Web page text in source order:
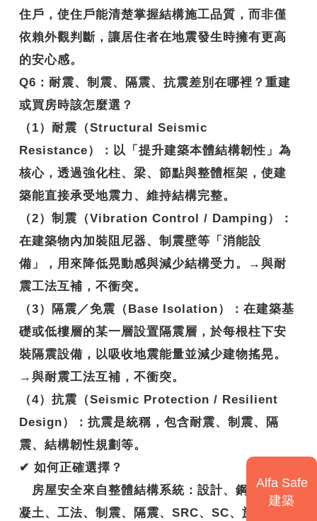
住戶，使住戶能清楚掌握結構施工品質，而非僅
依賴外觀判斷，讓居住者在地震發生時擁有更高
的安心感。
Q6 ：耐震、制震、隔震、抗震差別在哪裡？重建
或買房時該怎麼選？
（1）耐震（Structural Seismic
Resistance）：以「提升建築本體結構韌性」為
核心，透過強化柱、梁、節點與整體框架，使建
築能直接承受地震力、維持結構完整。
（2）制震（Vibration Control / Damping）：
在建築物內加裝阻尼器、制震壁等「消能設
備」，用來降低晃動感與減少結構受力。→與耐
震工法互補，不衝突。
（3）隔震／免震（Base Isolation）：在建築基
礎或低樓層的某一層設置隔震層，於每根柱下安
裝隔震設備，以吸收地震能量並減少建物搖晃。
→與耐震工法互補，不衝突。
（4）抗震（Seismic Protection / Resilient
Design）：抗震是統稱，包含耐震、制震、隔
震、結構韌性規劃等。
✔ 如何正確選擇？
房屋安全來自整體結構系統：設計、鋼筋、混
凝土、工法、制震、隔震、SRC、SC、施工技術
Alfa Safe
建築